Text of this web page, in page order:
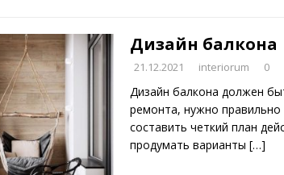
Дизайн балкона
21.12.2021 interiorum 0
Дизайн балкона должен
ремонта, нужно
составить четкий план
продумать варианты […]